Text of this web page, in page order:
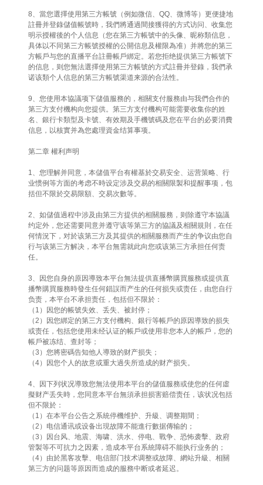
8、當您選擇使用第三方帳號（例如微信、QQ、微博等）更便捷地
註冊并登錄儲值帳號時，我們將通過間接獲得的方式访问、收集您
明示授權後的个人信息（您在第三方帳號中的头像、昵称類信息，
具体以不同第三方帳號授權的公開信息及權限為准）并將您的第三
方帳戶与您的直播平台註冊帳戶綁定。若您拒绝提供第三方帳號下
的信息，则您無法選擇使用第三方帳號的方式註冊并登錄，我們承
诺该類个人信息的第三方帳號渠道来源的合法性。
9、您使用本協議项下儲值服務的，相關支付服務由与我們合作的
第三方支付機构向您提供。第三方支付機构可能需要收集你的姓
名、銀行卡類型及卡號、有效期及手機號碼及您在平台的必要消費
信息，以核實并為您處理資金结算事项。
第二章 權利声明
1、您理解并同意，本儲值平台有權基於交易安全、运营策略、行
业惯例等方面的考虑不時设定涉及交易的相關限製和提醒事项，包
括但不限於交易限額、交易次數等。
2、如儲值過程中涉及由第三方提供的相關服務，则除遵守本協議
约定外，您还需要同意并遵守该等第三方的協議及相關規則，在任
何情況下，对於该第三方及其提供的相關服務而产生的争议由您自
行与该第三方解决，本平台無需就此向您或该第三方承担任何责
任。
3、因您自身的原因導致本平台無法提供直播幣購買服務或提供直
播幣購買服務時發生任何錯誤而产生的任何损失或责任，由您自行
负责，本平台不承担责任，包括但不限於：
（1）因您的帳號失效、丢失、被封停；
（2）因您綁定的第三方支付機构、銀行等帳戶的原因導致的损失
或责任，包括您使用未经认证的帳戶或使用非您本人的帳戶，您的
帳戶被冻结、查封等；
（3）您將密碼告知他人導致的财产损失；
（4）因您个人的故意或重大過失所造成的财产损失。
4、因下列状况導致您無法使用本平台的儲值服務或使您的任何虛
擬财产丢失時，您同意本平台無須承担损害赔偿责任，该状况包括
但不限於：
（1）在本平台公告之系統停機维护、升級、调整期間；
（2）电信通讯或设备出現故障不能進行數据傳输的；
（3）因台风、地震、海啸、洪水、停电、戰争、恐怖袭擊、政府
管製等不可抗力之因素，造成本平台系統障碍不能执行业务的；
（4）由於黑客攻擊、电信部门技术调整或故障、網站升級、相關
第三方的问题等原因而造成的服務中断或者延迟。